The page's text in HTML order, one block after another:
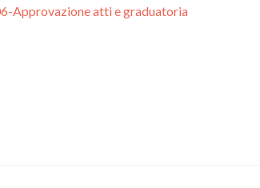
Approvazione atti e graduatoria